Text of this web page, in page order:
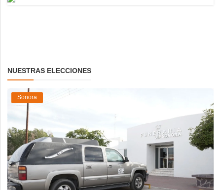
NUESTRAS ELECCIONES
Sonora